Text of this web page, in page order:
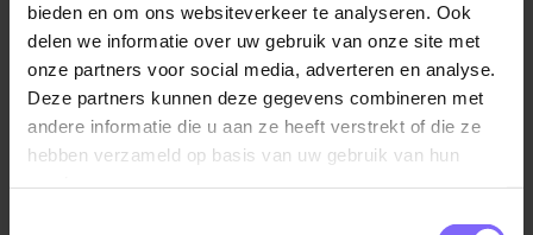
bieden en om ons websiteverkeer te analyseren. Ook
delen we informatie over uw gebruik van onze site met
onze partners voor social media, adverteren en analyse.
Deze partners kunnen deze gegevens combineren met
andere informatie die u aan ze heeft verstrekt of die ze
hebben verzameld op basis van uw gebruik van hun
Front of House medewerker
ECLECT
Valkenburg